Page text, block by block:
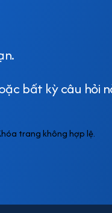
bất kỳ câu hỏi
trang không hợp lệ.